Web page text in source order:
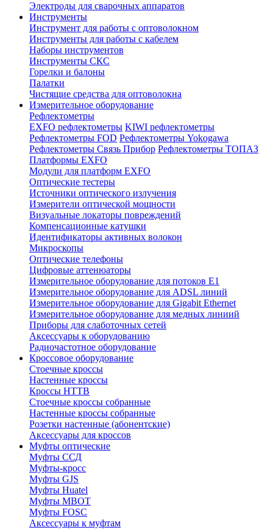
Электроды для сварочных аппаратов
Инструменты
Инструмент для работы с оптоволокном
Инструменты для работы с кабелем
Наборы инструментов
Инструменты СКС
Горелки и балоны
Палатки
Чистящие средства для оптоволокна
Измерительное оборудование
Рефлектометры
EXFO рефлектометры KIWI рефлектометры
Рефлектометры FOD Рефлектометры Yokogawa
Рефлектометры Связь Прибор Рефлектометры ТОПАЗ
Платформы EXFO
Модули для платформ EXFO
Оптические тестеры
Источники оптического излучения
Измерители оптической мощности
Визуальные локаторы повреждений
Компенсационные катушки
Идентификаторы активных волокон
Микроскопы
Оптические телефоны
Цифровые аттенюаторы
Измерительное оборудование для потоков Е1
Измерительное оборудование для ADSL линий
Измерительное оборудование для Gigabit Ethernet
Измерительное оборудование для медных линиий
Приборы для слаботочных сетей
Аксессуары к оборудованию
Радиочастотное оборудование
Кроссовое оборудование
Стоечные кроссы
Настенные кроссы
Кроссы HTTB
Стоечные кроссы собранные
Настенные кроссы собранные
Розетки настенные (абонентские)
Аксессуары для кроссов
Муфты оптические
Муфты ССД
Муфты-кросс
Муфты GJS
Муфты Huatel
Муфты МВОТ
Муфты FOSC
Аксессуары к муфтам